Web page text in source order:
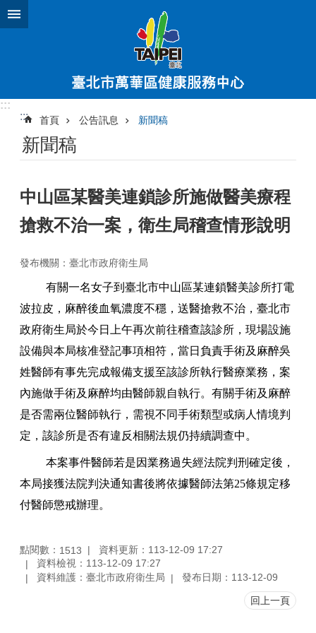
跳到主要內容區塊
:::
:::
首頁 公告訊息 新聞稿
新聞稿
中山區某醫美連鎖診所施做醫美療程
搶救不治一案，衛生局稽查情形說明
發布機關：臺北市政府衛生局
有關一名女子到臺北市中山區某連鎖醫美診所打電
波拉皮，麻醉後血氧濃度不穩，送醫搶救不治，臺北市
政府衛生局於今日上午再次前往稽查該診所，現場設施
設備與本局核准登記事項相符，當日負責手術及麻醉吳
姓醫師有事先完成報備支援至該診所執行醫療業務，案
內施做手術及麻醉均由醫師親自執行。有關手術及麻醉
是否需兩位醫師執行，需視不同手術類型或病人情境判
定，該診所是否有違反相關法規仍持續調查中。
本案事件醫師若是因業務過失經法院判刑確定後，
本局接獲法院判決通知書後將依據醫師法第25條規定移
付醫師懲戒辦理。
點閱數： 1513
資料更新：113-12-09 17:27
資料檢視：113-12-09 17:27
資料維護：臺北市政府衛生局
發布日期：113-12-09
回上一頁